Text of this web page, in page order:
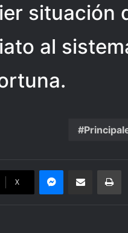
situación
al
X
Messenger
Share via Email